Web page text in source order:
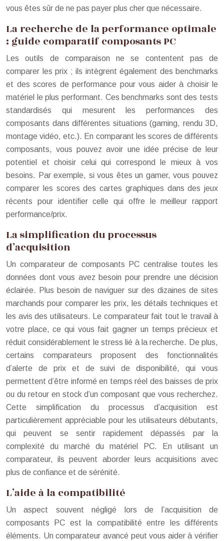
vous êtes sûr de ne pas payer plus cher que nécessaire.
La recherche de la performance optimale
: guide comparatif composants PC
Les outils de comparaison ne se contentent pas de
comparer les prix ; ils intègrent également des benchmarks
et des scores de performance pour vous aider à choisir le
matériel le plus performant. Ces benchmarks sont des tests
standardisés qui mesurent les performances des
composants dans différentes situations (gaming, rendu 3D,
montage vidéo, etc.). En comparant les scores de différents
composants, vous pouvez avoir une idée précise de leur
potentiel et choisir celui qui correspond le mieux à vos
besoins. Par exemple, si vous êtes un gamer, vous pouvez
comparer les scores des cartes graphiques dans des jeux
récents pour identifier celle qui offre le meilleur rapport
performance/prix.
La simplification du processus
d’acquisition
Un comparateur de composants PC centralise toutes les
données dont vous avez besoin pour prendre une décision
éclairée. Plus besoin de naviguer sur des dizaines de sites
marchands pour comparer les prix, les détails techniques et
les avis des utilisateurs. Le comparateur fait tout le travail à
votre place, ce qui vous fait gagner un temps précieux et
réduit considérablement le stress lié à la recherche. De plus,
certains comparateurs proposent des fonctionnalités
d’alerte de prix et de suivi de disponibilité, qui vous
permettent d’être informé en temps réel des baisses de prix
ou du retour en stock d’un composant que vous recherchez.
Cette simplification du processus d’acquisition est
particulièrement appréciable pour les utilisateurs débutants,
qui peuvent se sentir rapidement dépassés par la
complexité du marché du matériel PC. En utilisant un
comparateur, ils peuvent aborder leurs acquisitions avec
plus de confiance et de sérénité.
L’aide à la compatibilité
Un aspect souvent négligé lors de l’acquisition de
composants PC est la compatibilité entre les différents
éléments. Un comparateur avancé peut vous aider à vérifier